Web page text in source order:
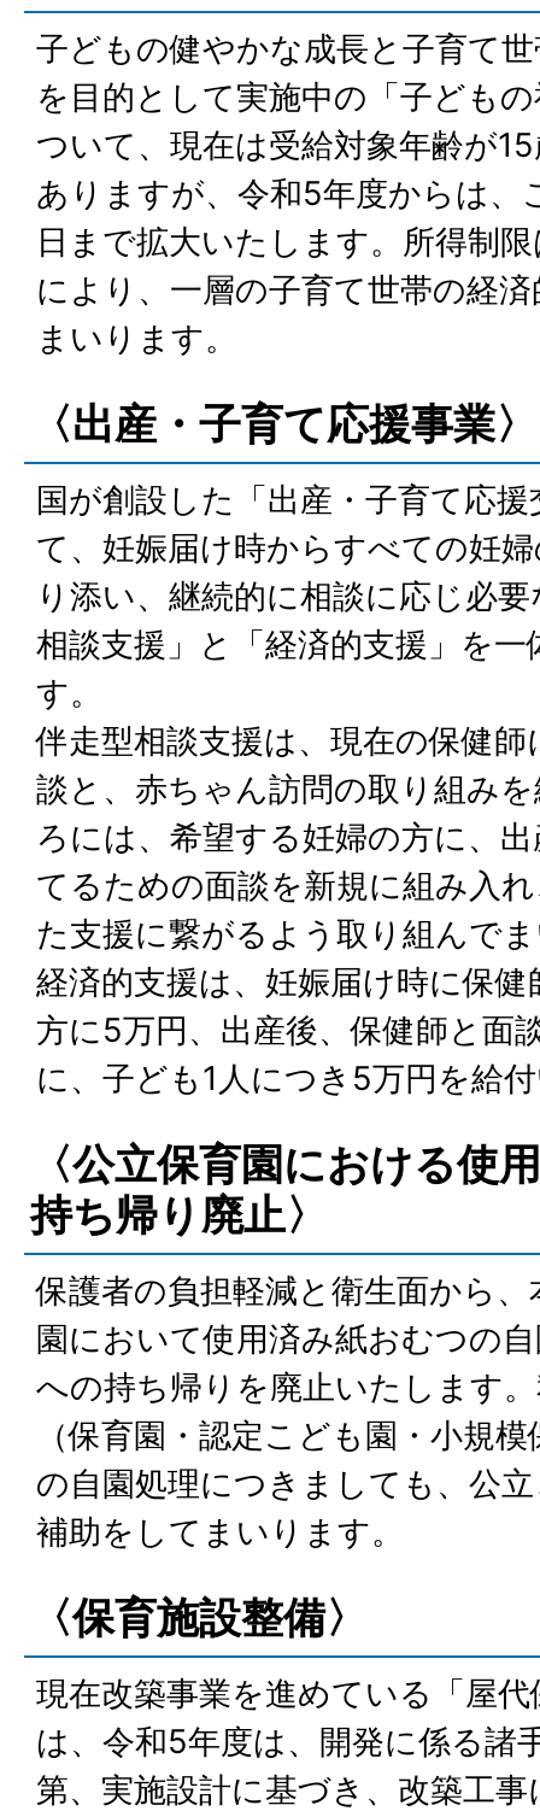
子どもの健やかな成長と子育て
を目的として実施中の「子ども
ついて、現在は受給対象年齢が
ありますが、令和5年度からは、
日まで拡大いたします。所得制
により、一層の子育て世帯の経
まいります。
〈出産・子育て応援事業〉
国が創設した「出産・子育て応
て、妊娠届け時からすべての妊
り添い、継続的に相談に応じ必
相談支援」と「経済的支援」を
す。
伴走型相談支援は、現在の保健
談と、赤ちゃん訪問の取り組み
ろには、希望する妊婦の方に、
てるための面談を新規に組み入
た支援に繋がるよう取り組んで
経済的支援は、妊娠届け時に保
方に5万円、出産後、保健師と面
に、子ども1人につき5万円を給
〈公立保育園における使
持ち帰り廃止〉
保護者の負担軽減と衛生面から
園において使用済み紙おむつの
への持ち帰りを廃止いたします
（保育園・認定こども園・小規
の自園処理につきましても、公
補助をしてまいります。
〈保育施設整備〉
現在改築事業を進めている「屋
は、令和5年度は、開発に係る諸
第、実施設計に基づき、改築工